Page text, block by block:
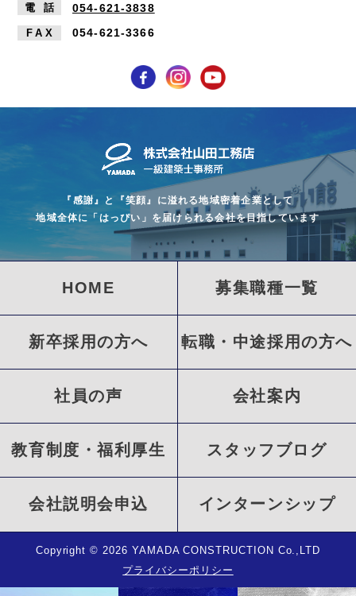
電 話 054-621-3838
FA X 054-621-3366
『感謝』と『笑顔』に溢れる地域密着企業として
地域全体に「はっぴい」を届けられる会社を目指しています
HOME 募集職種一覧
新卒採用の方へ 転職・中途採用の方へ
社員の声 会社案内
教育制度・福利厚生 スタッフブログ
会社説明会申込 インターンシップ
Copyright© 2026 YAMADA CONSTRUCTION Co.,LTD
プライバシーポリシー